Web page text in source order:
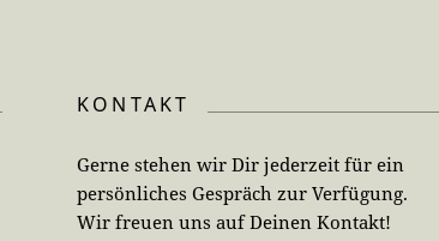
KONTAKT
Gerne stehen wir Dir jederzeit für ein
persönliches Gespräch zur Verfügung.
Wir freuen uns auf Deinen Kontakt!